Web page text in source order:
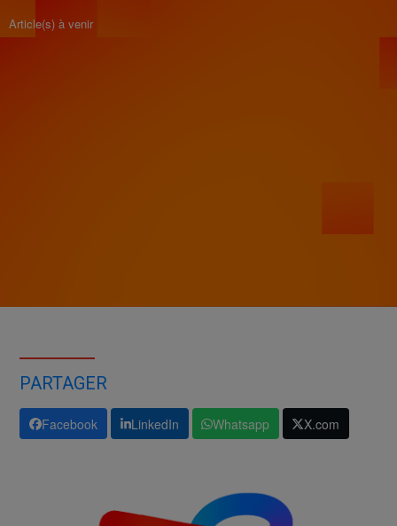
Article(s) à venir
PARTAGER
Facebook LinkedIn Whatsapp X.com